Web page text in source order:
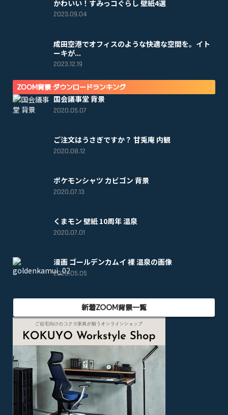
かわいい！すみっコぐらし 壁紙4選
2023.09.04
成田空港でオフィスのような快適な空間を。イト
ーキが...
2023.12.19
ZOOM背景 ダウンロードランキング
国会議事堂 背景
2020.05.07
ご注文はうさぎですか？ 甘兎庵 内観
2020.08.12
ポケモンシャツ カビゴン 背景
2020.07.13
くまモン 壁紙 10周年 温泉
2020.07.01
漫画 ゴールデンカムイ 裸 温泉の画像
2020.05.05
新着ZOOM背景一覧